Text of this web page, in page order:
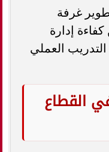
غرفة
إدارة
العملي
القطاع